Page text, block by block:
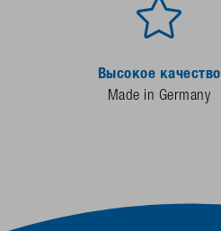
Высокое качество
Made in Germany